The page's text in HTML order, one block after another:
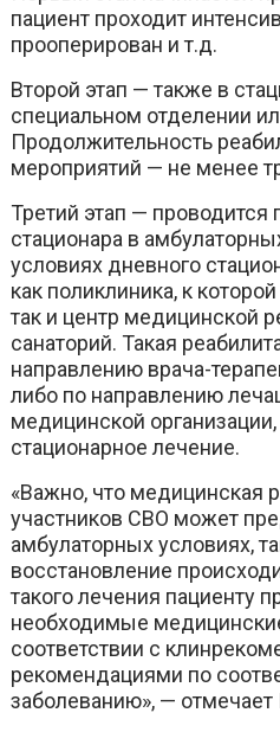
пациент проходит
прооперирован и т.д.
Второй этап — также в
специальном отделении
Продолжительность
мероприятий — не менее
Третий этап — проводится
стационара в
условиях дневного
как поликлиника, к
так и центр медицинской
санаторий. Такая
направлению врача-
либо по направлению
медицинской
стационарное лечение.
«Важно, что медицинская
участников СВО может
амбулаторных условиях,
восстановление
такого лечения пациенту
необходимые
соответствии с
рекомендациями по
заболеванию», —